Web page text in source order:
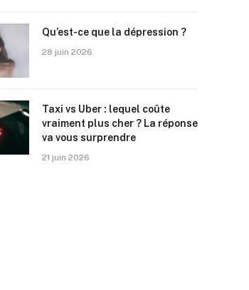
Qu’est-ce que la dépression ?
28 juin 2026
Taxi vs Uber : lequel coûte
vraiment plus cher ? La réponse
va vous surprendre
21 juin 2026